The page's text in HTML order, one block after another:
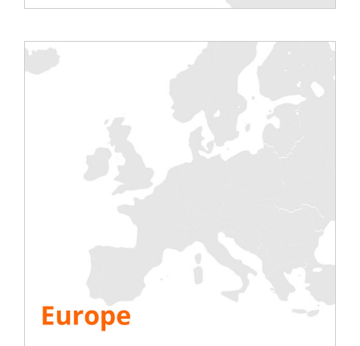
Podziel się tą historią, wybierz swoją platformę!
Akumulator
Uruchomienie IST